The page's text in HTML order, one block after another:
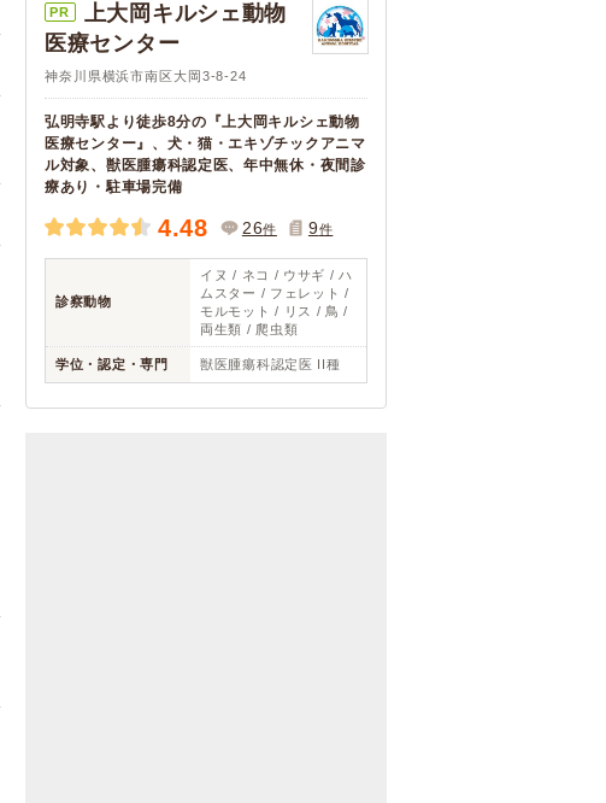
PR
上大岡キルシェ動物
医療センター
神奈川県横浜市南区大岡3-8-24
弘明寺駅より徒歩8分の『上大岡キルシェ動物
医療センター』、犬・猫・エキゾチックアニマ
ル対象、獣医腫瘍科認定医、年中無休・夜間診
療あり・駐車場完備
4.48 26件 9件
診察動物
イヌ / ネコ / ウサギ / ハ
ムスター / フェレット /
モルモット / リス / 鳥 /
両生類 / 爬虫類
学位・認定・専門 獣医腫瘍科認定医 II種